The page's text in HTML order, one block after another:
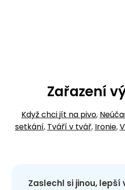
Zařazení
Když chci jít na pivo,
setkání, Tváří v tvář, Ironie,
Zaslechl si jinou, lepší